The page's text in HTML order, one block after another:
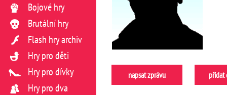
napsat zprávu přidat
Bojové hry
Brutální hry
Flash hry archiv
Hry pro děti
Hry pro dívky
Hry pro dva